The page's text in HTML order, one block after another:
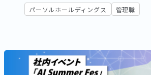
パーソルホールディングス 管理職